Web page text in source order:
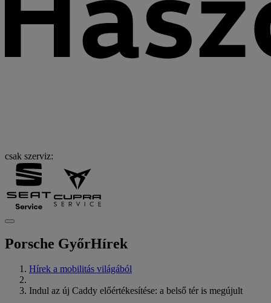
csak szerviz:
Porsche GyőrHírek
Hírek a mobilitás világából
Indul az új Caddy előértékesítése: a belső tér is megújult